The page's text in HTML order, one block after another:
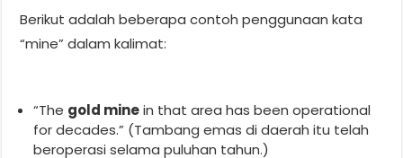
Berikut adalah beberapa contoh penggunaan kata
“mine” dalam kalimat:
“The gold minein that area has been operational
for decades.” (Tambang emas di daerah itu telah
beroperasi selama puluhan tahun.)